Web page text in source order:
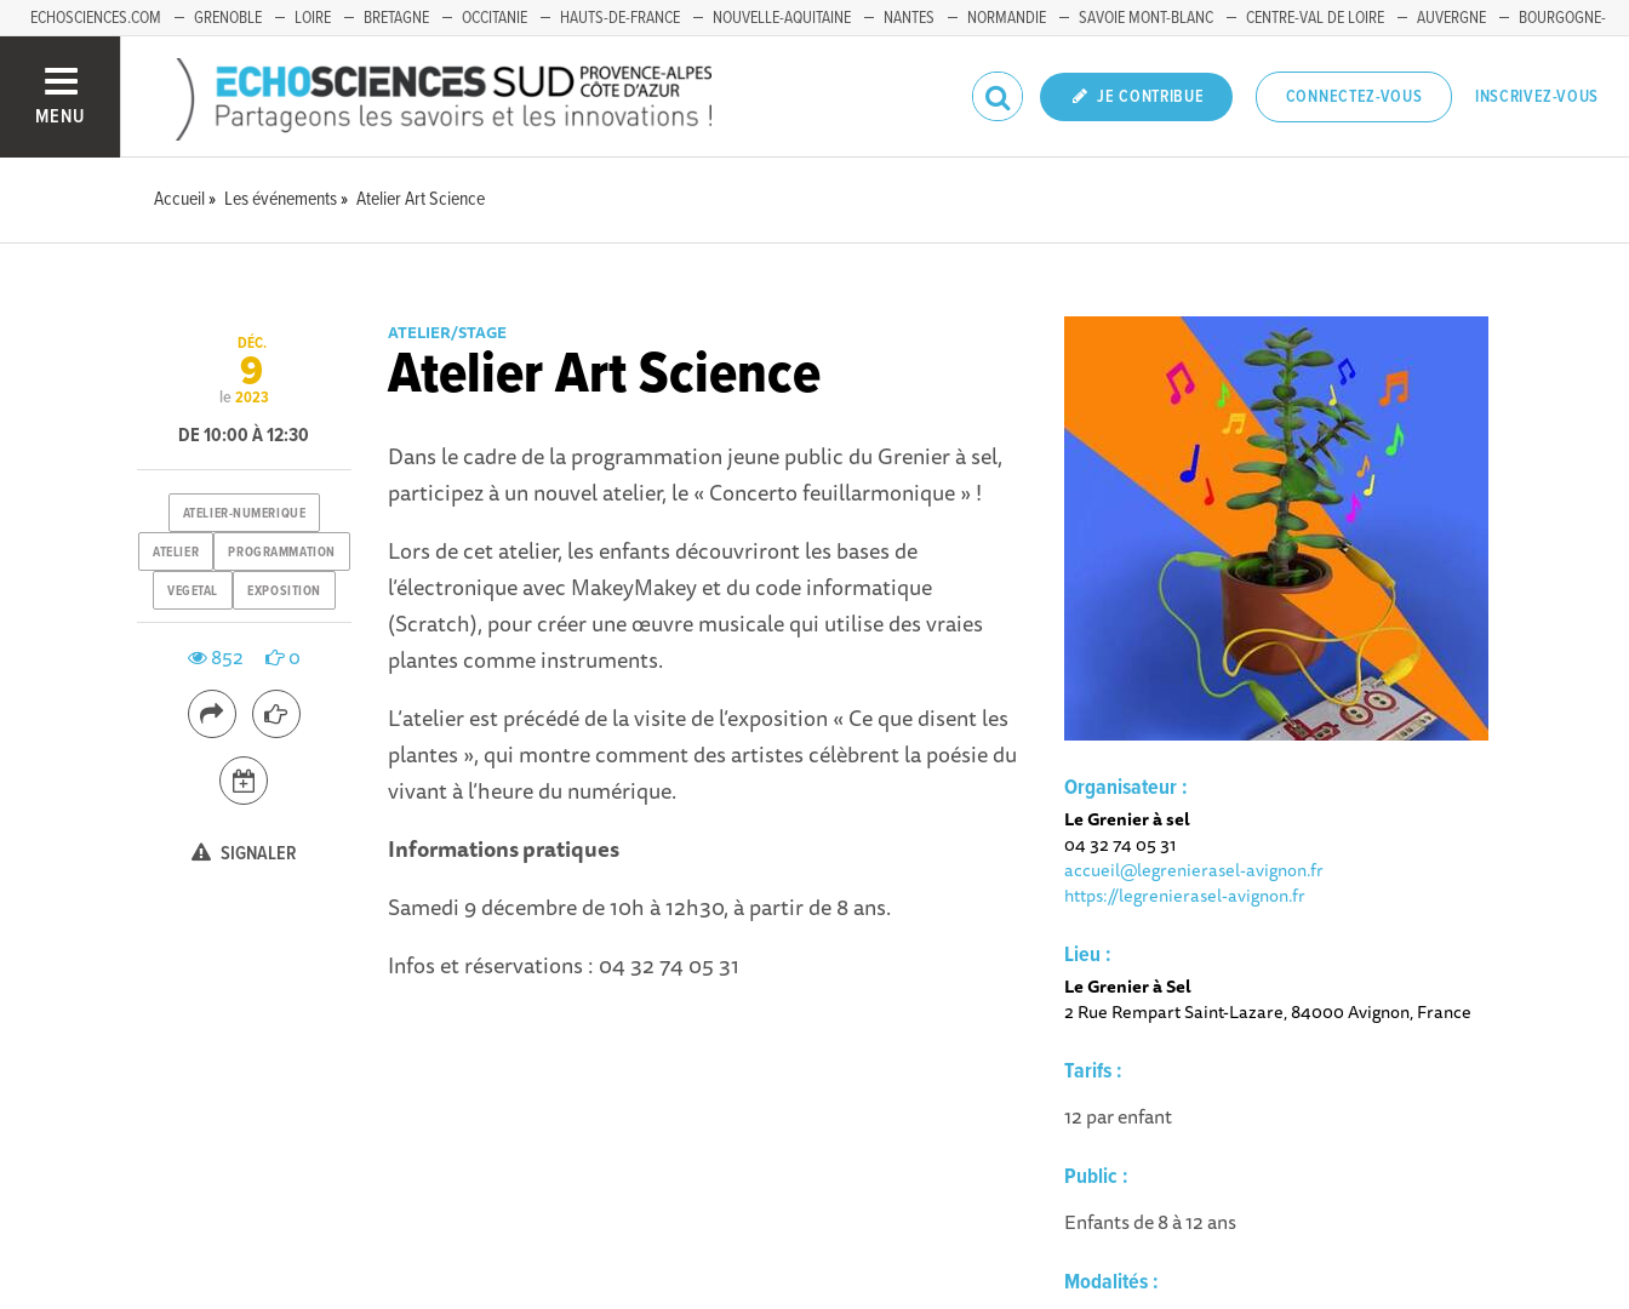
ECHOSCIENCES.COM GRENOBLE LOIRE BRETAGNE OCCITANIE HAUTS-DE-FRANCE NOUVELLE-AQUITAINE NANTES NORMANDIE SAVOIE MONT-BLANC CENTRE-VAL DE LOIRE AUVERGNE
BOURGOGNE-
MENU
JE CONTRIBUE CONNECTEZ-VOUS INSCRIVEZ-VOUS
Accueil Les événements Atelier Art Science
ATELIER/STAGE
Atelier Art Science
Dans le cadre de la programmation jeune public du Grenier à sel,
participez à un nouvel atelier, le « Concerto feuillarmonique » !
Lors de cet atelier, les enfants découvriront les bases de
l’électronique avec MakeyMakey et du code informatique
(Scratch), pour créer une œuvre musicale qui utilise des vraies
plantes comme instruments.
L’atelier est précédé de la visite de l’exposition « Ce que disent les
plantes », qui montre comment des artistes célèbrent la poésie du
vivant à l’heure du numérique.
Informations pratiques
Samedi 9 décembre de 10h à 12h30, à partir de 8 ans.
Infos et réservations : 04 32 74 05 31
Organisateur :
Le Grenier à sel
04 32 74 05 31
accueil@legrenierasel-avignon.fr
https://legrenierasel-avignon.fr
Lieu :
Le Grenier à Sel
2 Rue Rempart Saint-Lazare, 84000 Avignon, France
Tarifs :
12 par enfant
Public :
Enfants de 8 à 12 ans
Modalités :
le
DÉC.
9
2023
DE 10:00 À 12:30
ATELIER-NUMERIQUE
ATELIER PROGRAMMATION
VEGETAL EXPOSITION
852 0
SIGNALER